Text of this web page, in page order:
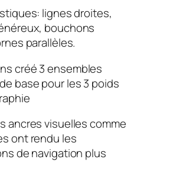
lignes droites,
bouchons
parallèles.
créé 3 ensembles
base pour les 3 poids
ancres visuelles comme
ont rendu les
de navigation plus